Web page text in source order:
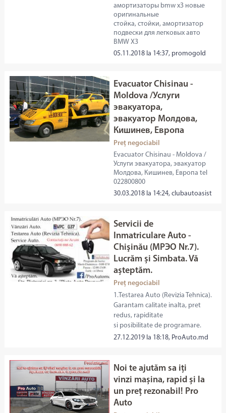
амортизаторы bmw x3 новые
оригинальные
стойка, стойки, амортизатор
подвески для легковых авто
BMW X3
05.11.2018 la 14:37, promogold
Evacuator Chisinau -
Moldova /Услуги
эвакуатора,
эвакуатор Молдова,
Кишинев, Европа
Preț negociabil
Evacuator Chisinau - Moldova /
Услуги эвакуатора, эвакуатор
Молдова, Кишинев, Европа tel
022800800
30.03.2018 la 14:24, clubautoasist
Servicii de
Inmatriculare Auto -
Chişinău (МРЭО Nr.7).
Lucrăm și Simbata. Vă
așteptăm.
Preț negociabil
1.Testarea Auto (Revizia Tehnica).
Garantam calitate inalta, pret
redus, rapiditate
si posibilitate de programare.
27.12.2019 la 18:18, ProAuto.md
Noi te ajutăm sa iți
vinzi mașina, rapid și la
un preț rezonabil! Pro
Auto